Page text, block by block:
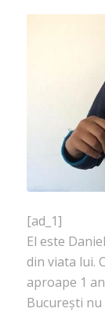
[ad_1]
El este
din viata lui.
aproape 1
București